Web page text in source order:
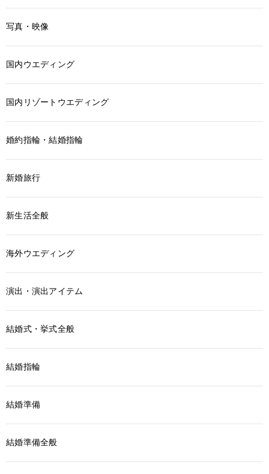
写真・映像
国内ウエディング
国内リゾートウエディング
婚約指輪・結婚指輪
新婚旅行
新生活全般
海外ウエディング
演出・演出アイテム
結婚式・挙式全般
結婚指輪
結婚準備
結婚準備全般